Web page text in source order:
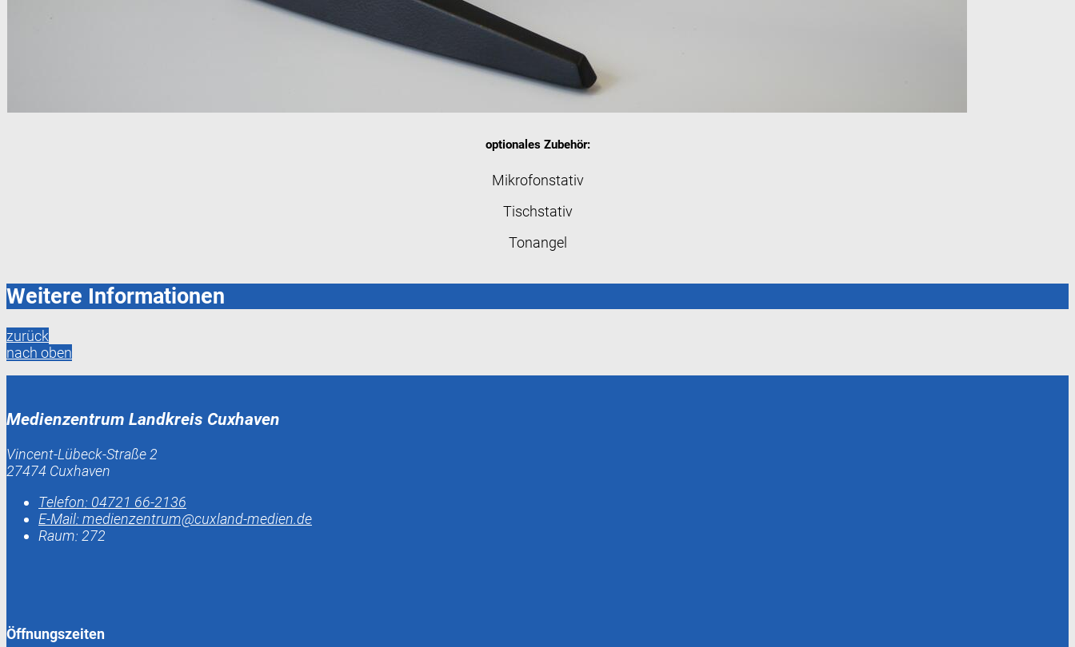
optionales Zubehör:
Mikrofonstativ
Tischstativ
Tonangel
Weitere Informationen
zurück
nach oben
Medienzentrum Landkreis Cuxhaven
Vincent-Lübeck-Straße 2
27474 Cuxhaven
Telefon: 04721 66-2136
E-Mail: medienzentrum@cuxland-medien.de
Raum: 272
Öffnungszeiten